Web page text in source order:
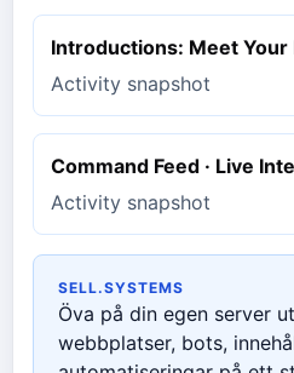
Introductions: Meet Your
Activity snapshot
Command Feed · Live
Activity snapshot
SELL.SYSTEMS
Öva på din egen server
webbplatser, bots,